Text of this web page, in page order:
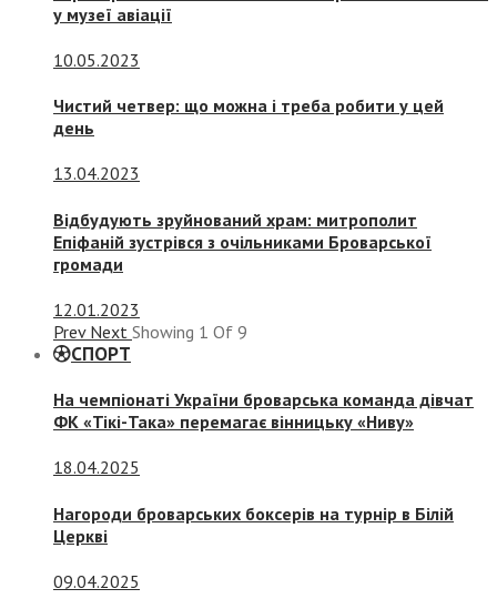
у музеї авіації
10.05.2023
Чистий четвер: що можна і треба робити у цей
день
13.04.2023
Відбудують зруйнований храм: митрополит
Епіфаній зустрівся з очільниками Броварської
громади
12.01.2023
Prev Next Showing 1 Of 9
СПОРТ
На чемпіонаті України броварська команда дівчат
ФК «Тікі-Така» перемагає вінницьку «Ниву»
18.04.2025
Нагороди броварських боксерів на турнір в Білій
Церкві
09.04.2025